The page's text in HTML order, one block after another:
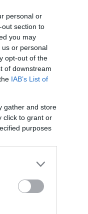
personal or
section to
you may
or personal
opt-out of the
of downstream
IAB’s List of
gather and store
click to grant or
purposes
07.08.2026 | 11:45
Δελφίνια κολυμπούν
δίπλα σε σκάφος
τουριστών – Δείτε
βίντεο
07.08.2026 | 11:30
Εύβοια: Στιγμές
αγωνίας για
ιστιοφόρο με ξένους
επιβάτες
07.08.2026 | 11:15
Έκτακτη διακοπή
παραλία Αυλίδας